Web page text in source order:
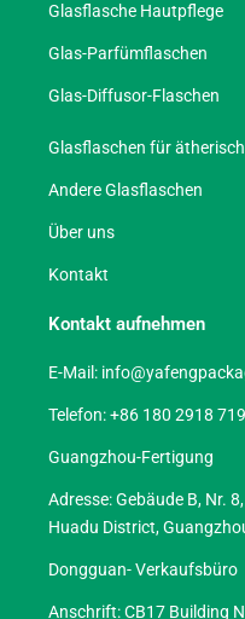
Glasflasche Hautpflege
Glas-Parfümflaschen
Glas-Diffusor-Flaschen
Glasflaschen für
Andere Glasflaschen
Über uns
Kontakt
Kontakt aufnehmen
E-Mail:
Telefon: +86 180 2918
Guangzhou-Fertigung
Adresse: Gebäude B, Nr.
Huadu District,
Dongguan- Verkaufsbüro
Anschrift: CB17 Building